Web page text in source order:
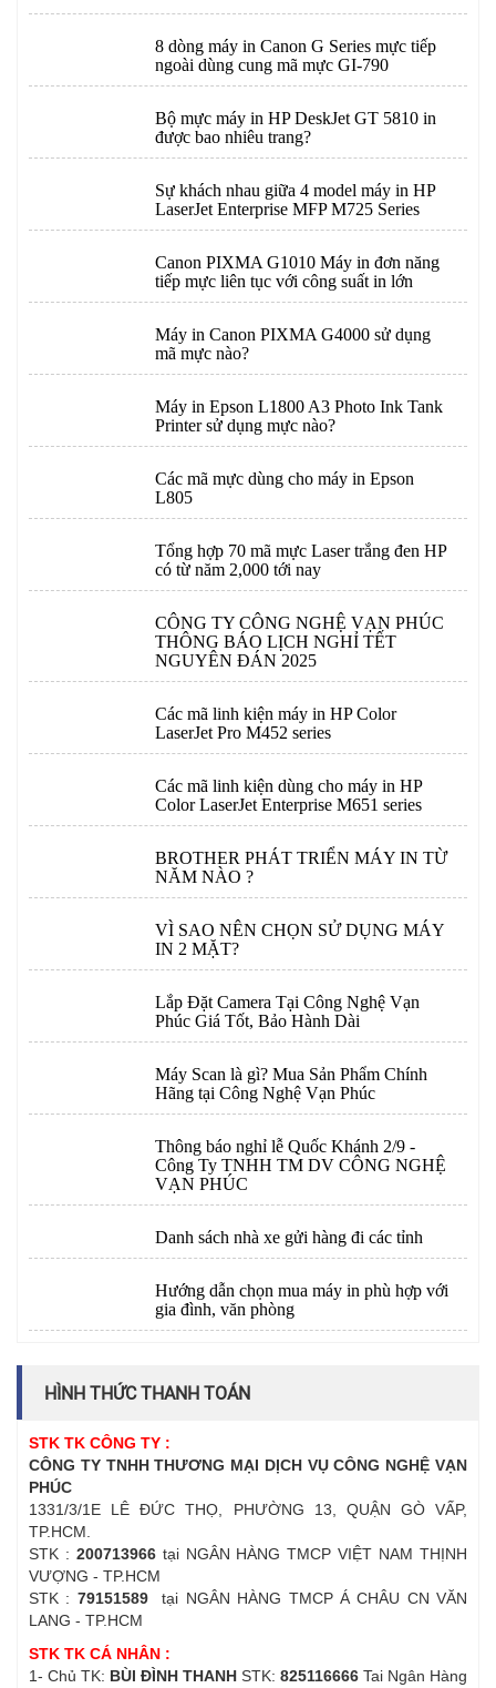
8 dòng máy in Canon G Series mực tiếp
ngoài dùng cung mã mực GI-790
Bộ mực máy in HP DeskJet GT 5810 in
được bao nhiêu trang?
Sự khách nhau giữa 4 model máy in HP
LaserJet Enterprise MFP M725 Series
Canon PIXMA G1010 Máy in đơn năng
tiếp mực liên tục với công suất in lớn
Máy in Canon PIXMA G4000 sử dụng
mã mực nào?
Máy in Epson L1800 A3 Photo Ink Tank
Printer sử dụng mực nào?
Các mã mực dùng cho máy in Epson
L805
Tổng hợp 70 mã mực Laser trắng đen HP
có từ năm 2,000 tới nay
CÔNG TY CÔNG NGHỆ VẠN PHÚC
THÔNG BÁO LỊCH NGHỈ TẾT
NGUYÊN ĐÁN 2025
Các mã linh kiện máy in HP Color
LaserJet Pro M452 series
Các mã linh kiện dùng cho máy in HP
Color LaserJet Enterprise M651 series
BROTHER PHÁT TRIỂN MÁY IN TỪ
NĂM NÀO ?
VÌ SAO NÊN CHỌN SỬ DỤNG MÁY
IN 2 MẶT?
Lắp Đặt Camera Tại Công Nghệ Vạn
Phúc Giá Tốt, Bảo Hành Dài
Máy Scan là gì? Mua Sản Phẩm Chính
Hãng tại Công Nghệ Vạn Phúc
Thông báo nghỉ lễ Quốc Khánh 2/9 -
Công Ty TNHH TM DV CÔNG NGHỆ
VẠN PHÚC
Danh sách nhà xe gửi hàng đi các tỉnh
Hướng dẫn chọn mua máy in phù hợp với
gia đình, văn phòng
HÌNH THỨC THANH TOÁN
STK TK CÔNG TY :
CÔNG TY TNHH THƯƠNG MẠI DỊCH VỤ CÔNG NGHỆ VẠN
PHÚC
1331/3/1E LÊ ĐỨC THỌ, PHƯỜNG 13, QUẬN GÒ VẤP,
TP.HCM.
STK : 200713966tại NGÂN HÀNG TMCP VIỆT NAM THỊNH
VƯỢNG - TP.HCM
STK : 79151589tại NGÂN HÀNG TMCP Á CHÂU CN VĂN
LANG - TP.HCM
STK TK CÁ NHÂN :
1- Chủ TK: BÙI ĐÌNH THANH STK: 825116666 Tai Ngân Hàng